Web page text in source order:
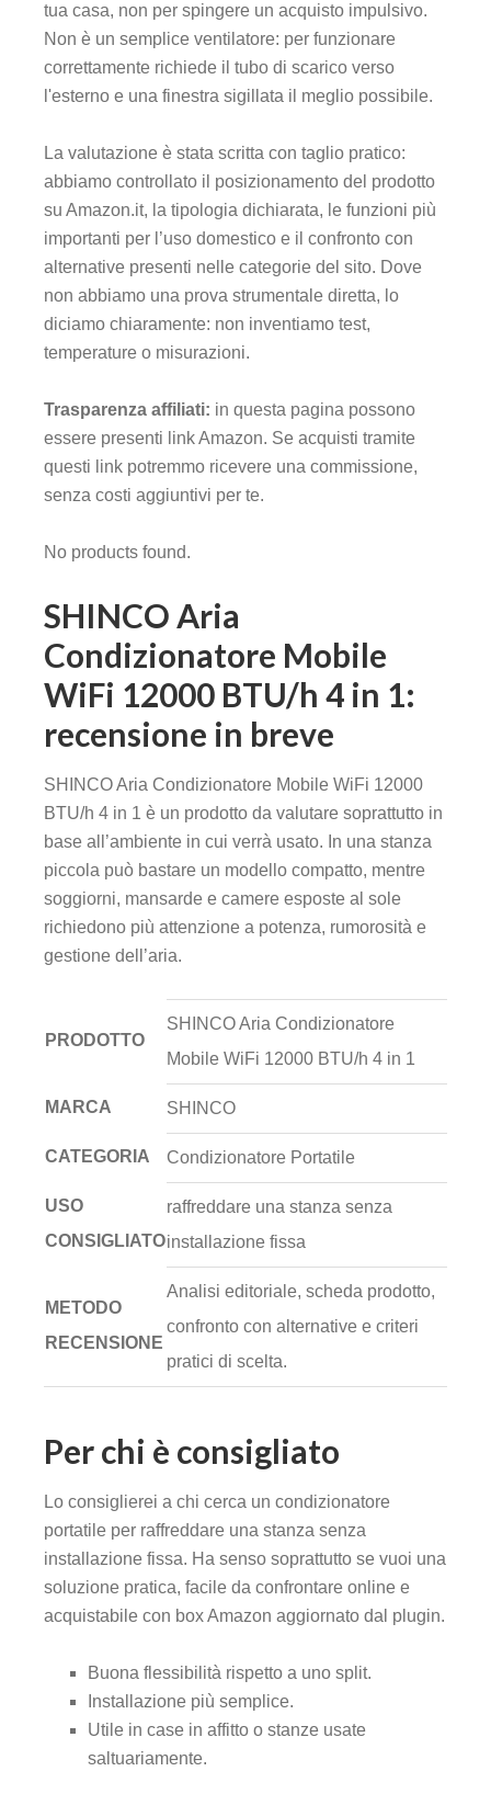
tua casa, non per spingere un acquisto impulsivo.
Non è un semplice ventilatore: per funzionare
correttamente richiede il tubo di scarico verso
l'esterno e una finestra sigillata il meglio possibile.
La valutazione è stata scritta con taglio pratico:
abbiamo controllato il posizionamento del prodotto
su Amazon.it, la tipologia dichiarata, le funzioni più
importanti per l’uso domestico e il confronto con
alternative presenti nelle categorie del sito. Dove
non abbiamo una prova strumentale diretta, lo
diciamo chiaramente: non inventiamo test,
temperature o misurazioni.
Trasparenza affiliati: in questa pagina possono
essere presenti link Amazon. Se acquisti tramite
questi link potremmo ricevere una commissione,
senza costi aggiuntivi per te.
No products found.
SHINCO Aria
Condizionatore Mobile
WiFi 12000 BTU/h 4 in 1:
recensione in breve
SHINCO Aria Condizionatore Mobile WiFi 12000
BTU/h 4 in 1 è un prodotto da valutare soprattutto in
base all’ambiente in cui verrà usato. In una stanza
piccola può bastare un modello compatto, mentre
soggiorni, mansarde e camere esposte al sole
richiedono più attenzione a potenza, rumorosità e
gestione dell’aria.
PRODOTTO
SHINCO Aria Condizionatore
Mobile WiFi 12000 BTU/h 4 in 1
MARCA SHINCO
CATEGORIA Condizionatore Portatile
USO
CONSIGLIATO
raffreddare una stanza senza
installazione fissa
METODO
RECENSIONE
Analisi editoriale, scheda prodotto,
confronto con alternative e criteri
pratici di scelta.
Per chi è consigliato
Lo consiglierei a chi cerca un condizionatore
portatile per raffreddare una stanza senza
installazione fissa. Ha senso soprattutto se vuoi una
soluzione pratica, facile da confrontare online e
acquistabile con box Amazon aggiornato dal plugin.
Buona flessibilità rispetto a uno split.
Installazione più semplice.
Utile in case in affitto o stanze usate
saltuariamente.